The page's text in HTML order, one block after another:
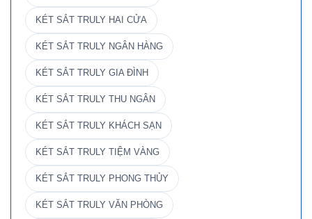
KÉT SẮT TRULY HAI CỬA
KÉT SẮT TRULY NGÂN HÀNG
KÉT SẮT TRULY GIA ĐÌNH
KÉT SẮT TRULY THU NGÂN
KÉT SẮT TRULY KHÁCH SẠN
KÉT SẮT TRULY TIỆM VÀNG
KÉT SẮT TRULY PHONG THỦY
KÉT SẮT TRULY VĂN PHÒNG